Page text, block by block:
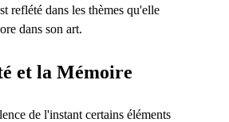
reflété dans les thèmes qu'elle
dans son art.
et la Mémoire
de l'instant certains éléments